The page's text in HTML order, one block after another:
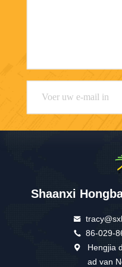
Shaanxi
86-029-
Hengjia
ad van